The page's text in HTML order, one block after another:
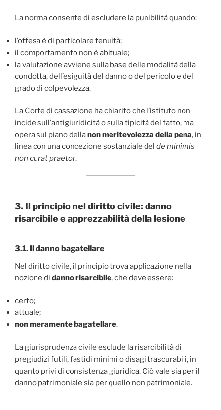
La norma consente di escludere la punibilità quando:
l’offesa è di particolare tenuità;
il comportamento non è abituale;
la valutazione avviene sulla base delle modalità della
condotta, dell’esiguità del danno o del pericolo e del
grado di colpevolezza.
La Corte di cassazione ha chiarito che l’istituto non
incide sull’antigiuridicità o sulla tipicità del fatto, ma
opera sul piano dellanon meritevolezza della pena, in
linea con una concezione sostanziale del de minimis
non curat praetor.
3. Il principio nel diritto civile: danno
risarcibile e apprezzabilità della lesione
3.1. Il danno bagatellare
Nel diritto civile, il principio trova applicazione nella
nozione di danno risarcibile, che deve essere:
certo;
attuale;
non meramente bagatellare.
La giurisprudenza civile esclude la risarcibilità di
pregiudizi futili, fastidi minimi o disagi trascurabili, in
quanto privi di consistenza giuridica. Ciò vale sia per il
danno patrimoniale sia per quello non patrimoniale.